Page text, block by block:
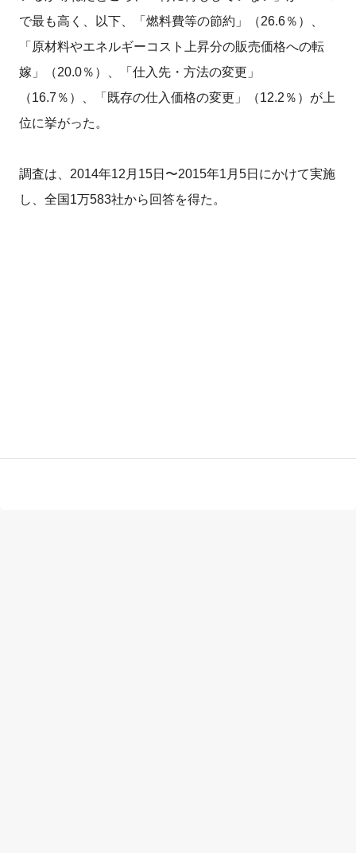
で最も高く、以下、「燃料費等の節約」（26.6％）、
「原材料やエネルギーコスト上昇分の販売価格への転
嫁」（20.0％）、「仕入先・方法の変更」
（16.7％）、「既存の仕入価格の変更」（12.2％）が上
位に挙がった。
調査は、2014年12月15日〜2015年1月5日にかけて実施
し、全国1万583社から回答を得た。